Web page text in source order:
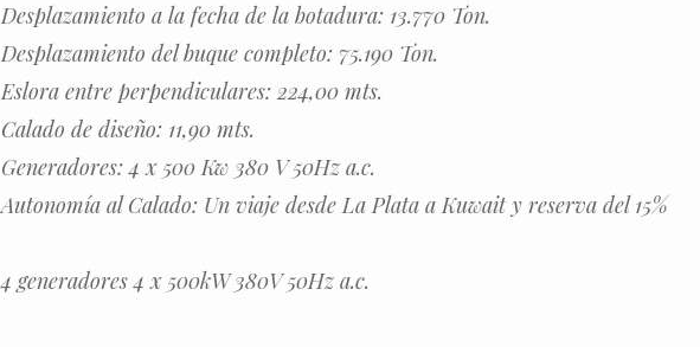
Desplazamiento a la fecha de la botadura: 13.770 Ton.
Desplazamiento del buque completo: 75.190 Ton.
Eslora entre perpendiculares: 224,00 mts.
Calado de diseño: 11,90 mts.
Generadores: 4 x 500 Kw 380 V 50Hz a.c.
Autonomía al Calado: Un viaje desde La Plata a Kuwait y reserva del 15%
4 generadores 4 x 500kW 380V 50Hz a.c.